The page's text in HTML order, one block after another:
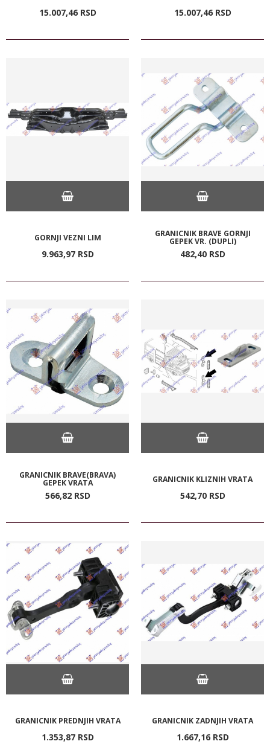
15.007,46 RSD 15.007,46 RSD
GORNJI VEZNI LIM
9.963,97 RSD
GRANICNIK BRAVE GORNJI
GEPEK VR. (DUPLI)
482,40 RSD
GRANICNIK BRAVE(BRAVA)
GEPEK VRATA
566,82 RSD
GRANICNIK KLIZNIH VRATA
542,70 RSD
GRANICNIK PREDNJIH VRATA
1.353,87 RSD
GRANICNIK ZADNJIH VRATA
1.667,16 RSD